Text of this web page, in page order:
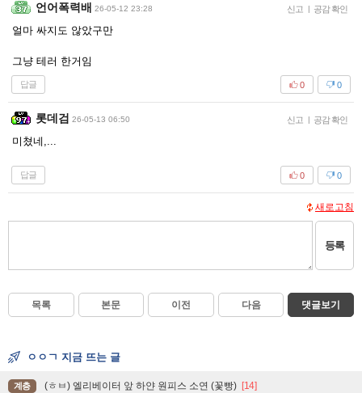
언어폭력배 26-05-12 23:28 신고 | 공감 확인
얼마 싸지도 않았구만
그냥 테러 한거임
답글 0
0
롯데검 26-05-13 06:50 신고 | 공감 확인
미쳤네,...
답글 0
0
새로고침
등록
목록 본문 이전 다음 댓글보기
ㅇㅇㄱ 지금 뜨는 글
계층 (ㅎㅂ) 엘리베이터 앞 하얀 원피스 소연 (꽃빵) [14]